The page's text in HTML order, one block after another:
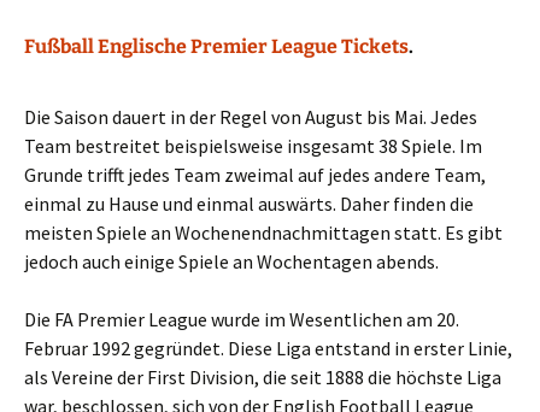
Fußball Englische Premier League Tickets.
Die Saison dauert in der Regel von August bis Mai. Jedes
Team bestreitet beispielsweise insgesamt 38 Spiele. Im
Grunde trifft jedes Team zweimal auf jedes andere Team,
einmal zu Hause und einmal auswärts. Daher finden die
meisten Spiele an Wochenendnachmittagen statt. Es gibt
jedoch auch einige Spiele an Wochentagen abends.
Die FA Premier League wurde im Wesentlichen am 20.
Februar 1992 gegründet. Diese Liga entstand in erster Linie,
als Vereine der First Division, die seit 1888 die höchste Liga
war, beschlossen, sich von der English Football League